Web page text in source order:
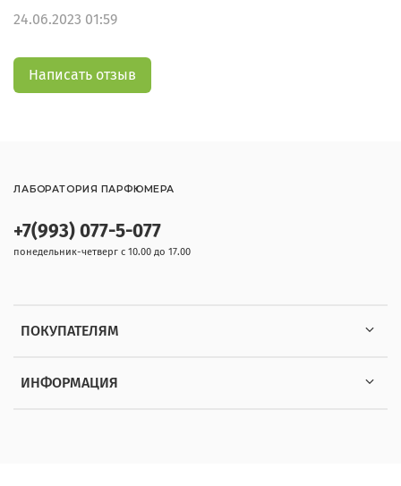
24.06.2023 01:59
Написать отзыв
ПОКУПАТЕЛЯМ
ИНФОРМАЦИЯ
+7(993) 077-5-077
понедельник-четверг с 10.00 до 17.00
ЛАБОРАТОРИЯ ПАРФЮМЕРА